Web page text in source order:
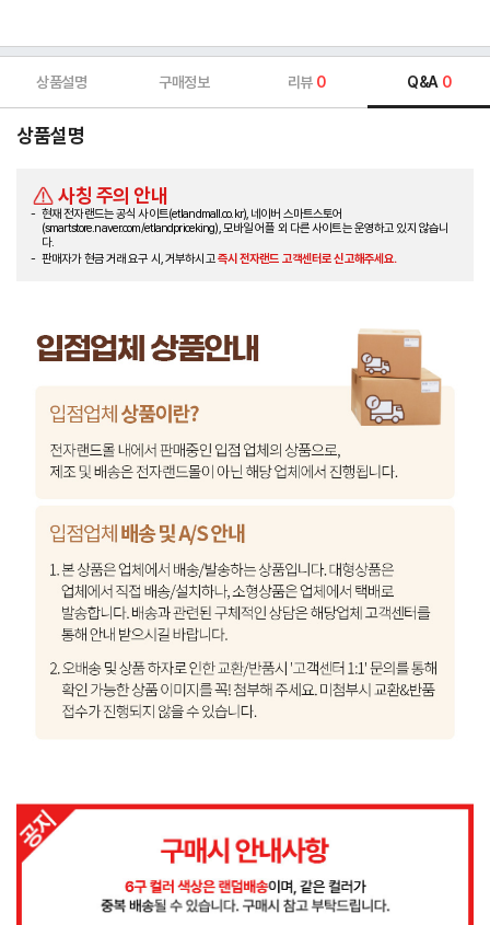
상품설명 구매정보 리뷰 0 Q&A 0
상품설명
사칭 주의 안내
현재 전자랜드는 공식 사이트(etlandmall.co.kr), 네이버 스마트스토어
(smartstore.naver.com/etlandpriceking), 모바일 어플 외 다른 사이트는 운영하고 있지 않습니
다.
판매자가 현금 거래 요구 시, 거부하시고즉시 전자랜드 고객센터로 신고해주세요.